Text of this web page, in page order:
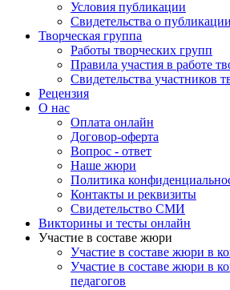
и фруктах:Красна девицаСидит в
(Морковь)Сидит дед, в шубу одет,Кто его
проливает.(Лук)И зелен, и густ на
немножко: под кустом
бок,Сидит в грядке колобок.Врос в
(Репка)Как на нашей грядкеВыросли
крупные,Вот такие круглые.Летом
краснеют.(Помидоры)Сочные,
волшебные. На деревьях мы
неваляшка, Одет в желтую рубашку. В
дерева сорвалась… (Груша)Он похож
не мчится вскачь. В нём есть С
(Апельсин)Ведущая: Наши ребята.
овощи. И сейчас о нихрасскажут.Стихи
фруктах:Осень скверы
кормит урожаем Птиц, зверей и нас с
садах, и в огороде,И в лесу, и у воды
Всевозможные плоды. (Глеб)Сушат
пчёлы мёд.Варит бабушка варенье,В
Условия публикации
Свидетельства о публикации
Творческая группа
Работы творческих групп
Правила участия в работе
Свидетельства участников
Рецензия
О нас
Оплата онлайн
Договор-оферта
Вопрос - ответ
Наше жюри
Политика
Контакты и реквизиты
Свидетельство СМИ
Викторины и тесты онлайн
Участие в составе жюри
Участие в составе жюри в
Участие в составе жюри в
педагогов